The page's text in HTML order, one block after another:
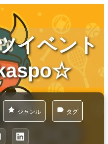
イベント
ジャンル タグ